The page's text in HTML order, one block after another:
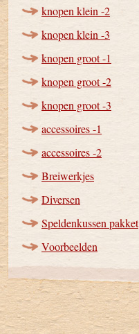
knopen klein -2
knopen klein -3
knopen groot -1
knopen groot -2
knopen groot -3
accessoires -1
accessoires -2
Breiwerkjes
Diversen
Speldenkussen pakket
Voorbeelden